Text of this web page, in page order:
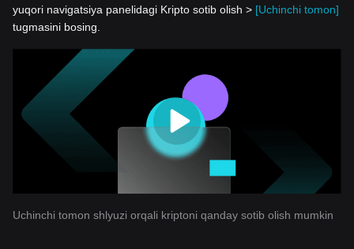
yuqori navigatsiya panelidagi Kripto sotib olish > [Uchinchi tomon]
tugmasini bosing.
Uchinchi tomon shlyuzi orqali kriptoni qanday sotib olish mumkin